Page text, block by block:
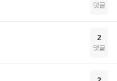
댓글
2
댓글